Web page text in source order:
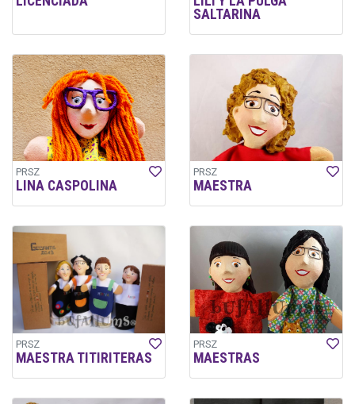
SALTARINA
PRSZ
LINA CASPOLINA
PRSZ
MAESTRA
PRSZ
MAESTRA TITIRITERAS
PRSZ
MAESTRAS